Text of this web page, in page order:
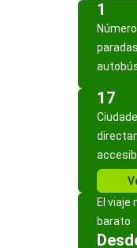
1
17
El viaje
barato